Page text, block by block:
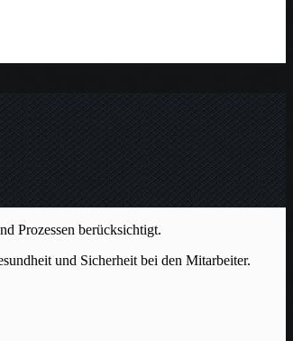
Prozessen berücksichtigt.
und Sicherheit bei den Mitarbeiter.